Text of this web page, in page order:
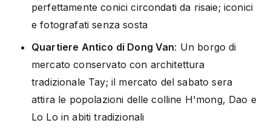
perfettamente conici circondati da risaie; iconici
e fotografati senza sosta
Quartiere Antico di Dong Van: Un borgo di
mercato conservato con architettura
tradizionale Tay; il mercato del sabato sera
attira le popolazioni delle colline H'mong, Dao e
Lo Lo in abiti tradizionali